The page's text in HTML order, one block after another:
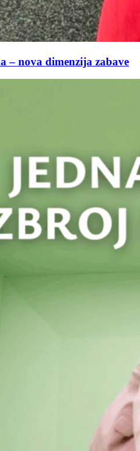
– nova dimenzija zabave